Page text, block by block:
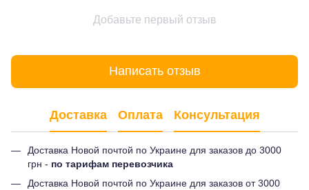
Добавьте первый отзыв
Написать отзыв
Доставка Оплата Консультация
Доставка Новой почтой по Украине для заказов до 3000
грн - по тарифам перевозчика
Доставка Новой почтой по Украине для заказов от 3000